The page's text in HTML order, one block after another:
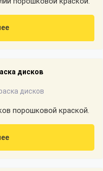
дисков
порошковой краской.